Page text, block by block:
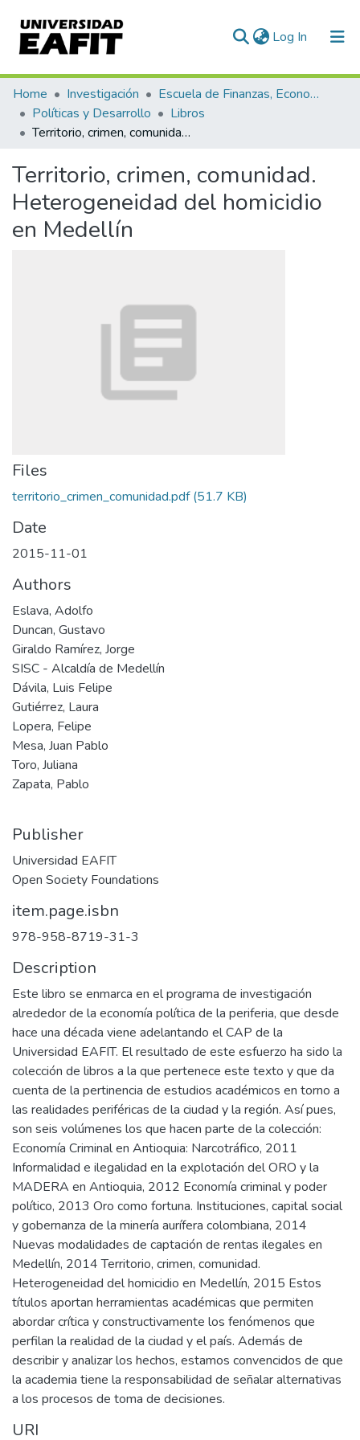
Log In (current)
Communities & Collections
All of DSpace
Home Investigación
Escuela de Finanzas, Economía y Gobierno
Políticas y Desarrollo
Libros
Territorio, crimen, comunidad. Heterogeneidad del homicidio en Medellín
Territorio, crimen, comunidad.
Heterogeneidad del homicidio
en Medellín
Files
territorio_crimen_comunidad.pdf(51.7 KB)
Date
2015-11-01
Authors
Eslava, Adolfo
Duncan, Gustavo
Giraldo Ramírez, Jorge
SISC - Alcaldía de Medellín
Dávila, Luis Felipe
Gutiérrez, Laura
Lopera, Felipe
Mesa, Juan Pablo
Toro, Juliana
Zapata, Pablo
Publisher
Universidad EAFIT
Open Society Foundations
item.page.isbn
978-958-8719-31-3
Description
Este libro se enmarca en el programa de investigación
alrededor de la economía política de la periferia, que desde
hace una década viene adelantando el CAP de la
Universidad EAFIT. El resultado de este esfuerzo ha sido la
colección de libros a la que pertenece este texto y que da
cuenta de la pertinencia de estudios académicos en torno a
las realidades periféricas de la ciudad y la región. Así pues,
son seis volúmenes los que hacen parte de la colección:
Economía Criminal en Antioquia: Narcotráfico, 2011
Informalidad e ilegalidad en la explotación del ORO y la
MADERA en Antioquia, 2012 Economía criminal y poder
político, 2013 Oro como fortuna. Instituciones, capital social
y gobernanza de la minería aurífera colombiana, 2014
Nuevas modalidades de captación de rentas ilegales en
Medellín, 2014 Territorio, crimen, comunidad.
Heterogeneidad del homicidio en Medellín, 2015 Estos
títulos aportan herramientas académicas que permiten
abordar crítica y constructivamente los fenómenos que
perfilan la realidad de la ciudad y el país. Además de
describir y analizar los hechos, estamos convencidos de que
la academia tiene la responsabilidad de señalar alternativas
a los procesos de toma de decisiones.
URI